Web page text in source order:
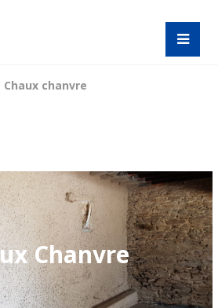
Chaux chanvre
Chanvre